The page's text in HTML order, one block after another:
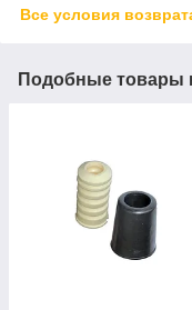
Все условия
Подобные товары